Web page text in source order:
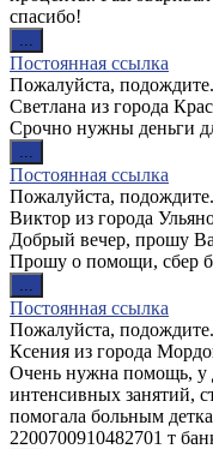
спасибо!
этот
метабокс
в
другое
состояние.
Постоянная ссылка
Пожалуйста,
Светлана из города
Срочно нужны деньги
этот
метабокс
в
другое
состояние.
Постоянная ссылка
Пожалуйста,
Виктор из города
Добрый вечер, прошу
Прошу о помощи, сбер
этот
метабокс
в
другое
состояние.
Постоянная ссылка
Пожалуйста,
Ксения из города
Очень нужна помощь, у
интенсивных занятий,
помогала больным
2200700910482701 т